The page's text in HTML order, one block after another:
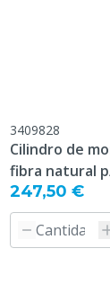
Accesible,
Degradable,
Lechones, Cerdas
240 g/m²
3409828
Cilindro de
fibra natural
247,50 €